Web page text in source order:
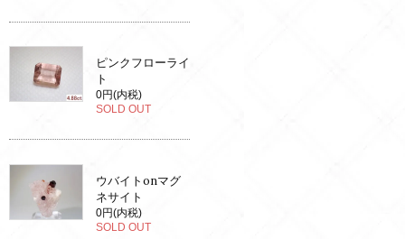
ピンクフローライ
ト
0円(内税)
SOLD OUT
ウバイトonマグ
ネサイト
0円(内税)
SOLD OUT